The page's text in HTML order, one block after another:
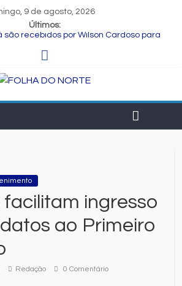
9 de agosto, 2026
Últimos:
são recebidos por Wilson Cardoso para
da UPB e destacam união do
menu farto para compartilhar e
facilitam ingresso
ao Primeiro
Redação 0 Comentário